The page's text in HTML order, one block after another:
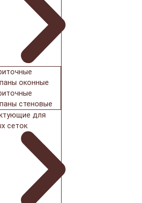
оконные
стеновые
для
сеток